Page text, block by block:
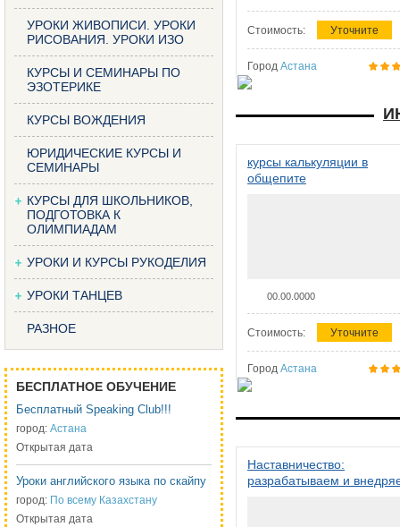
УРОКИ ЖИВОПИСИ. УРОКИ
РИСОВАНИЯ. УРОКИ ИЗО
КУРСЫ И СЕМИНАРЫ ПО
ЭЗОТЕРИКЕ
КУРСЫ ВОЖДЕНИЯ
ЮРИДИЧЕСКИЕ КУРСЫ И
СЕМИНАРЫ
КУРСЫ ДЛЯ ШКОЛЬНИКОВ,
ПОДГОТОВКА К
ОЛИМПИАДАМ
УРОКИ И КУРСЫ РУКОДЕЛИЯ
УРОКИ ТАНЦЕВ
РАЗНОЕ
БЕСПЛАТНОЕ ОБУЧЕНИЕ
Бесплатный Speaking Club!!!
город: Астана
Открытая дата
Уроки английского языка по скайпу
город: По всему Казахстану
Открытая дата
Стоимость: Уточните
Город Астана
курсы калькуляции в
общепите
00.00.0000
Стоимость: Уточните
Город Астана
Наставничество:
разрабатываем и